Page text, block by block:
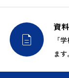

資
「
ます。